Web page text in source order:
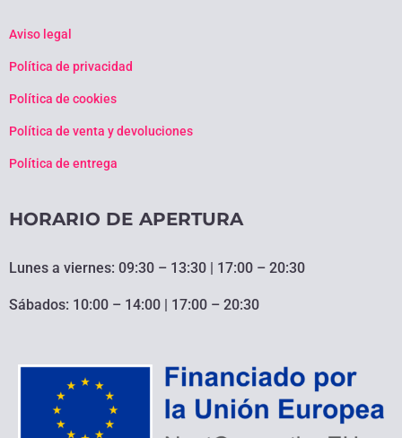
Aviso legal
Política de privacidad
Política de cookies
Política de venta y devoluciones
Política de entrega
HORARIO DE APERTURA
Lunes a viernes: 09:30 – 13:30 | 17:00 – 20:30
Sábados: 10:00 – 14:00 | 17:00 – 20:30